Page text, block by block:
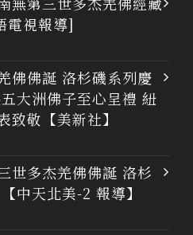
電視報導]
佛佛誕 洛杉磯系列慶
大洲佛子至心呈禮 紐
致敬【美新社】
世多杰羌佛佛誕 洛杉
中天北美-2 報導】